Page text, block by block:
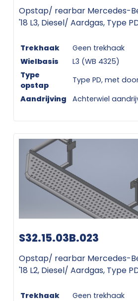
Opstap/ rearbar Mercedes-
'18 L3, Diesel/ Aardgas, Type
Trekhaak
Geen trekhaak
Wielbasis
L3 (WB 4325)
Type
opstap
Type PD, met
Aandrijving
Achterwiel
S32.15.03B.023
Opstap/ rearbar Mercedes-
'18 L2, Diesel/ Aardgas, Type
Trekhaak
Geen trekhaak